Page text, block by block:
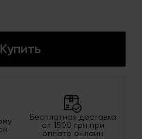
Купить
Бесплатная доставка
от 1500 грн при
оплате онлайн